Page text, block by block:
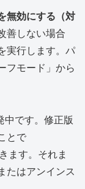
無効にする（対
善しない場合
実行します。パ
フモード」から
中です。修正版
とで
ます。それま
たはアンインス